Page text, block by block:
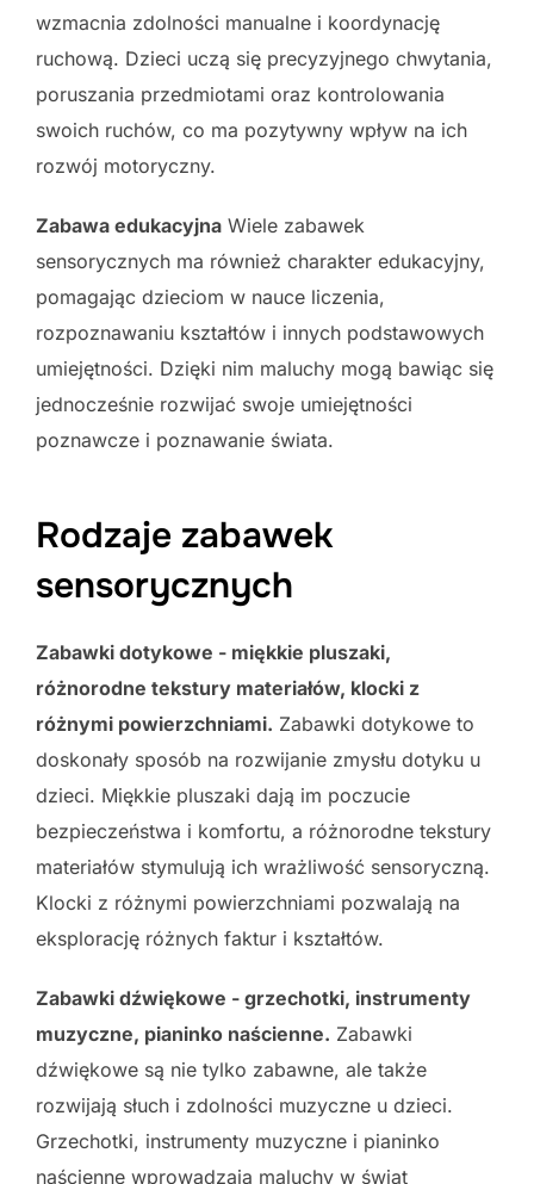
wzmacnia zdolności manualne i koordynację
ruchową. Dzieci uczą się precyzyjnego chwytania,
poruszania przedmiotami oraz kontrolowania
swoich ruchów, co ma pozytywny wpływ na ich
rozwój motoryczny.
Zabawa edukacyjna Wiele zabawek
sensorycznych ma również charakter edukacyjny,
pomagając dzieciom w nauce liczenia,
rozpoznawaniu kształtów i innych podstawowych
umiejętności. Dzięki nim maluchy mogą bawiąc się
jednocześnie rozwijać swoje umiejętności
poznawcze i poznawanie świata.
Rodzaje zabawek
sensorycznych
Zabawki dotykowe - miękkie pluszaki,
różnorodne tekstury materiałów, klocki z
różnymi powierzchniami. Zabawki dotykowe to
doskonały sposób na rozwijanie zmysłu dotyku u
dzieci. Miękkie pluszaki dają im poczucie
bezpieczeństwa i komfortu, a różnorodne tekstury
materiałów stymulują ich wrażliwość sensoryczną.
Klocki z różnymi powierzchniami pozwalają na
eksplorację różnych faktur i kształtów.
Zabawki dźwiękowe - grzechotki, instrumenty
muzyczne, pianinko naścienne. Zabawki
dźwiękowe są nie tylko zabawne, ale także
rozwijają słuch i zdolności muzyczne u dzieci.
Grzechotki, instrumenty muzyczne i pianinko
naścienne wprowadzają maluchy w świat